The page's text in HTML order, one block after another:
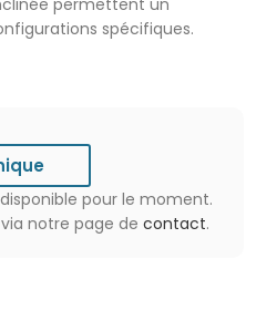
spécifiques.
pour le moment.
notre page de contact.